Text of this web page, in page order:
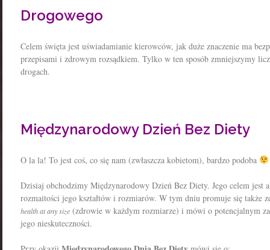
Drogowego
Celem święta jest uświadamianie kierowców, jak duże znaczenie ma
przepisami i zdrowym rozsądkiem. Tylko w ten sposób zmniejszymy
drogach.
Międzynarodowy Dzień Bez Diety
O la la! To jest coś, co się nam (zwłaszcza kobietom), bardzo podoba
Dzisiaj obchodzimy Międzynarodowy Dzień Bez Diety. Jego celem jest
rozmaitości jego kształtów i rozmiarów. W tym dniu promuje się także
health at any size (zdrowie w każdym rozmiarze) i mówi o potencjalnym
jego nieskuteczności.